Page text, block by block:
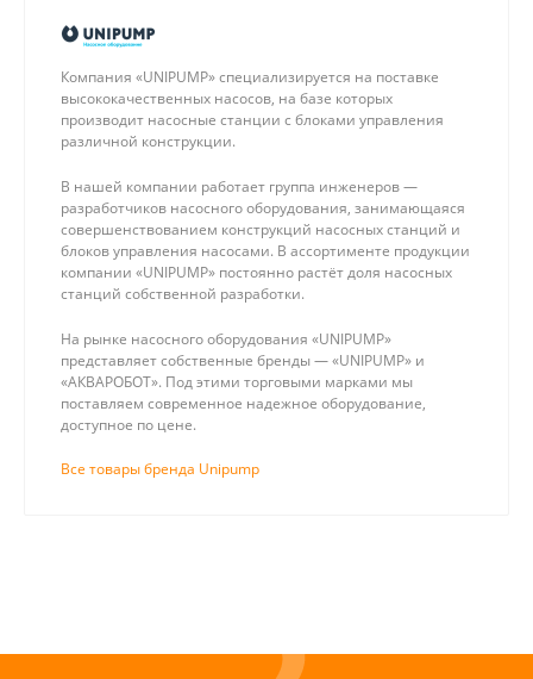
Компания «UNIPUMP» специализируется на поставке
высококачественных насосов, на базе которых
производит насосные станции с блоками управления
различной конструкции.
В нашей компании работает группа инженеров —
разработчиков насосного оборудования, занимающаяся
совершенствованием конструкций насосных станций и
блоков управления насосами. В ассортименте продукции
компании «UNIPUMP» постоянно растёт доля насосных
станций собственной разработки.
На рынке насосного оборудования «UNIPUMP»
представляет собственные бренды — «UNIPUMP» и
«АКВАРОБОТ». Под этими торговыми марками мы
поставляем современное надежное оборудование,
доступное по цене.
Все товары бренда Unipump